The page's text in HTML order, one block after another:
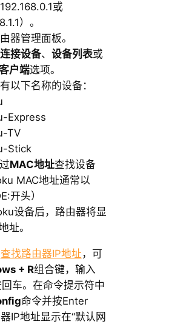
192.168.0.1或
）。
器管理面板。
接设备、 设备列表或
户端选项。
以下名称的设备：
Express
TV
Stick
MAC地址查找设备
MAC地址通常以
开头）
设备后，路由器将显
址。
查找路由器IP地址 ，可
+ R组合键，输入
车。在命令提示符中
命令并按Enter
IP地址显示在“默认网